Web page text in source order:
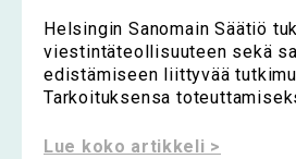
Helsingin Sanomain Säätiö
viestintäteollisuuteen sekä
edistämiseen liittyvää
Tarkoituksensa
Lue koko artikkeli >